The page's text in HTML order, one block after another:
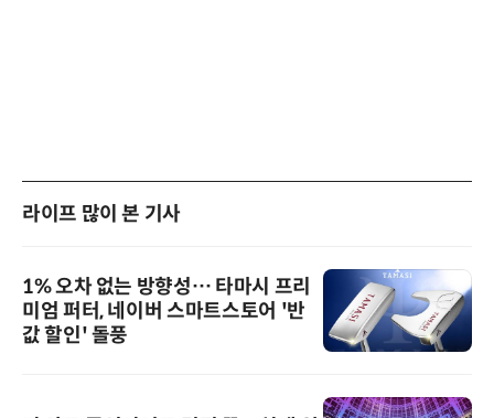
라이프 많이 본 기사
1% 오차 없는 방향성… 타마시 프리
미엄 퍼터, 네이버 스마트스토어 '반
값 할인' 돌풍